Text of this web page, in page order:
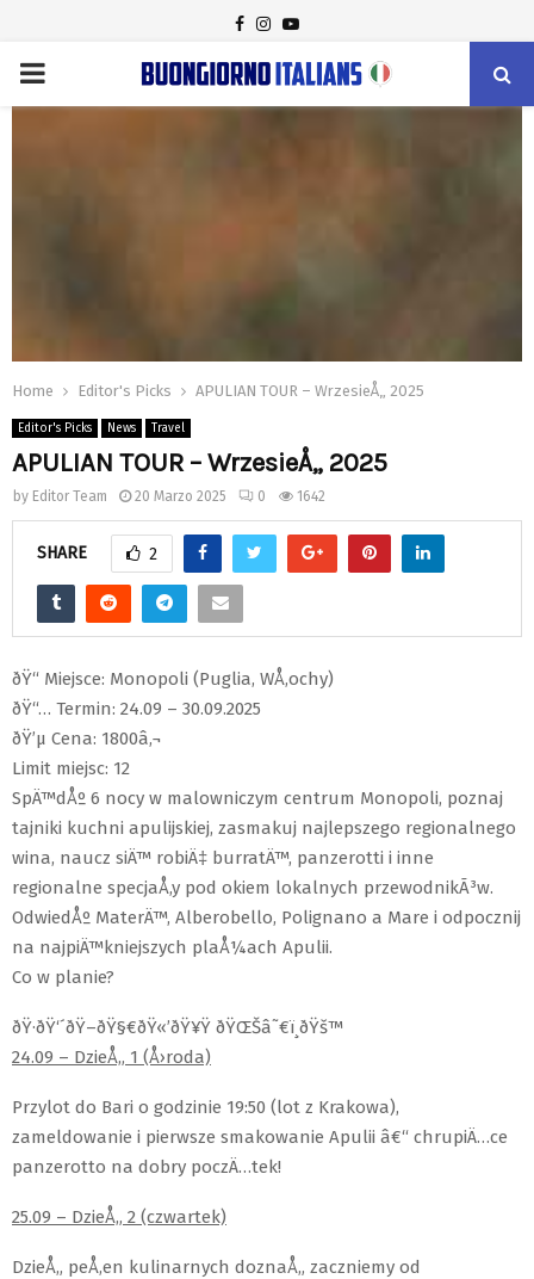
FACEBOOK
INSTAGRAM
YOUTUBE
PRIMARY
Home Editor's Picks APULIAN TOUR – WrzesieÅ„ 2025
Editor's Picks News Travel
APULIAN TOUR – WrzesieÅ„ 2025
by Editor Team 20 Marzo 2025 0 1642
SHARE 2
ðŸ“ Miejsce: Monopoli (Puglia, WÅ‚ochy)
ðŸ“… Termin: 24.09 – 30.09.2025
ðŸ’µ Cena: 1800â‚¬
Limit miejsc: 12
SpÄ™dÅº 6 nocy w malowniczym centrum Monopoli, poznaj
tajniki kuchni apulijskiej, zasmakuj najlepszego regionalnego
wina, naucz siÄ™ robiÄ‡ burratÄ™, panzerotti i inne
regionalne specjaÅ‚y pod okiem lokalnych przewodnikÃ³w.
OdwiedÅº MaterÄ™, Alberobello, Polignano a Mare i odpocznij
na najpiÄ™kniejszych plaÅ¼ach Apulii.
Co w planie?
ðŸ·ðŸ‘´ðŸ–ðŸ§€ðŸ«’ðŸ¥Ÿ ðŸŒŠâ˜€ï¸ðŸš™
24.09 – DzieÅ„ 1 (Å›roda)
Przylot do Bari o godzinie 19:50 (lot z Krakowa),
zameldowanie i pierwsze smakowanie Apulii â€“ chrupiÄ…ce
panzerotto na dobry poczÄ…tek!
25.09 – DzieÅ„ 2 (czwartek)
DzieÅ„ peÅ‚en kulinarnych doznaÅ„ zaczniemy od